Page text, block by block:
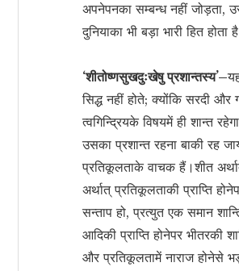
अपनेपनका सम्बन्ध नहीं जोड़ता,
दुनियाका भी बड़ा भारी हित होता
‘शीतोष्णसुखदुःखेषु प्रशान्तस्य’–
सिद्ध नहीं होते; क्योंकि सरदी
त्वगिन्द्रियके विषयमें ही शान्त
उसका प्रशान्त रहना बाकी रह
प्रतिकूलताके वाचक हैं।शीत
अर्थात् प्रतिकूलताकी प्राप्ति
सन्ताप हो, प्रत्युत एक समान
आदिकी प्राप्ति होनेपर भीतरकी
और प्रतिकूलतामें नाराज होनेसे